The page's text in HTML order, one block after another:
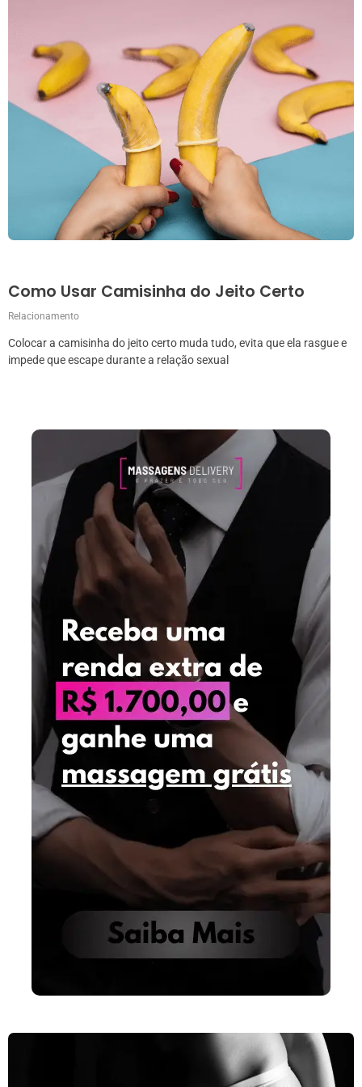
Como Usar Camisinha do Jeito Certo
Relacionamento
Colocar a camisinha do jeito certo muda tudo, evita que ela rasgue e
impede que escape durante a relação sexual